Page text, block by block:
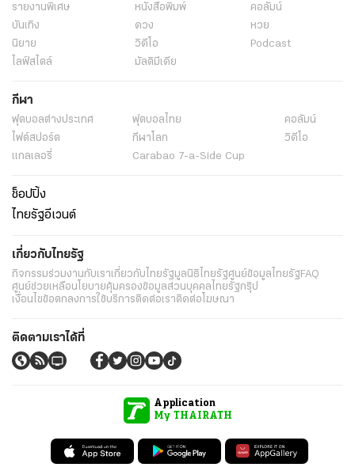
รายงานพิเศษ หนังสือพิมพ์
คอลัมน์
บันเทิง
ดวง
หวย
นิยาย
วิดีโอ
Podcast
ไลฟ์สไตล์
มัลติมีเดีย
กีฬา
ฟุตบอลต่่างประเทศ ฟุตบอลไทย
คอลัมน์
ไฟต์สปอร์ต
กีฬาโลก
วิดีโอ
แกลเลอรี่
Carabao 7-a-Side Cup
ช็อปปิ้ง
ไทยรัฐอีเวนต์
เกี่ยวกับไทยรัฐ
กิจกรรมร่วมงานกับเราเกี่ยวกับไทยรัฐมูลนิธิไทยรัฐศูนย์ข้อมูลไทยรัฐFAQ
ศูนย์ช่วยเหลือนโยบายคุ้มครองข้อมูลส่วนบุคคลไทยรัฐกรุ๊ป
เงื่อนไขข้อตกลงการใช้บริการติดต่อเราติดต่อโฆษณา
ติดตามเราได้ที่
Application
My THAIRATH